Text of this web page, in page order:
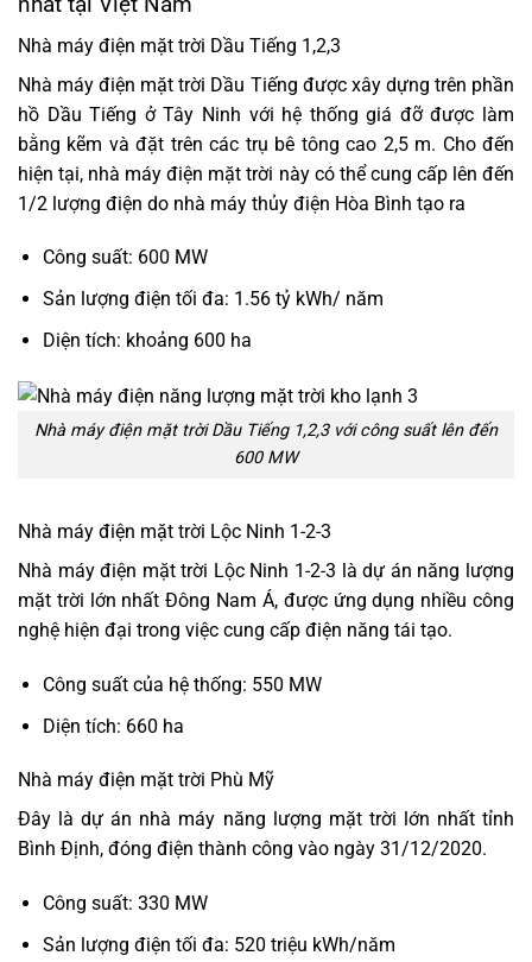
Nhà máy điện mặt trời Dầu Tiếng 1,2,3
Nhà máy điện mặt trời Dầu Tiếng được xây dựng trên phần
hồ Dầu Tiếng ở Tây Ninh với hệ thống giá đỡ được làm
bằng kẽm và đặt trên các trụ bê tông cao 2,5 m. Cho đến
hiện tại, nhà máy điện mặt trời này có thể cung cấp lên đến
1/2 lượng điện do nhà máy thủy điện Hòa Bình tạo ra
Công suất: 600 MW
Sản lượng điện tối đa: 1.56 tỷ kWh/ năm
Diện tích: khoảng 600 ha
Nhà máy điện mặt trời Dầu Tiếng 1,2,3 với công suất lên đến
600 MW
Nhà máy điện mặt trời Lộc Ninh 1-2-3
Nhà máy điện mặt trời Lộc Ninh 1-2-3 là dự án năng lượng
mặt trời lớn nhất Đông Nam Á, được ứng dụng nhiều công
nghệ hiện đại trong việc cung cấp điện năng tái tạo.
Công suất của hệ thống: 550 MW
Diện tích: 660 ha
Nhà máy điện mặt trời Phù Mỹ
Đây là dự án nhà máy năng lượng mặt trời lớn nhất tỉnh
Bình Định, đóng điện thành công vào ngày 31/12/2020.
Công suất: 330 MW
Sản lượng điện tối đa: 520 triệu kWh/năm